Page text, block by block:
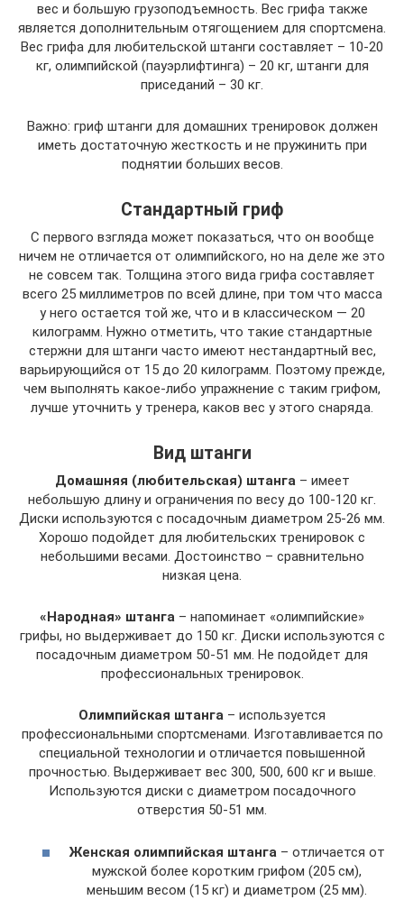
вес и большую грузоподъемность. Вес грифа также
является дополнительным отягощением для спортсмена.
Вес грифа для любительской штанги составляет – 10-20
кг, олимпийской (пауэрлифтинга) – 20 кг, штанги для
приседаний – 30 кг.
Важно: гриф штанги для домашних тренировок должен
иметь достаточную жесткость и не пружинить при
поднятии больших весов.
Стандартный гриф
С первого взгляда может показаться, что он вообще
ничем не отличается от олимпийского, но на деле же это
не совсем так. Толщина этого вида грифа составляет
всего 25 миллиметров по всей длине, при том что масса
у него остается той же, что и в классическом — 20
килограмм. Нужно отметить, что такие стандартные
стержни для штанги часто имеют нестандартный вес,
варьирующийся от 15 до 20 килограмм. Поэтому прежде,
чем выполнять какое-либо упражнение с таким грифом,
лучше уточнить у тренера, каков вес у этого снаряда.
Вид штанги
Домашняя (любительская) штанга– имеет
небольшую длину и ограничения по весу до 100-120 кг.
Диски используются с посадочным диаметром 25-26 мм.
Хорошо подойдет для любительских тренировок с
небольшими весами. Достоинство – сравнительно
низкая цена.
«Народная» штанга – напоминает «олимпийские»
грифы, но выдерживает до 150 кг. Диски используются с
посадочным диаметром 50-51 мм. Не подойдет для
профессиональных тренировок.
Олимпийская штанга – используется
профессиональными спортсменами. Изготавливается по
специальной технологии и отличается повышенной
прочностью. Выдерживает вес 300, 500, 600 кг и выше.
Используются диски с диаметром посадочного
отверстия 50-51 мм.
Женская олимпийская штанга – отличается от
мужской более коротким грифом (205 см),
меньшим весом (15 кг) и диаметром (25 мм).